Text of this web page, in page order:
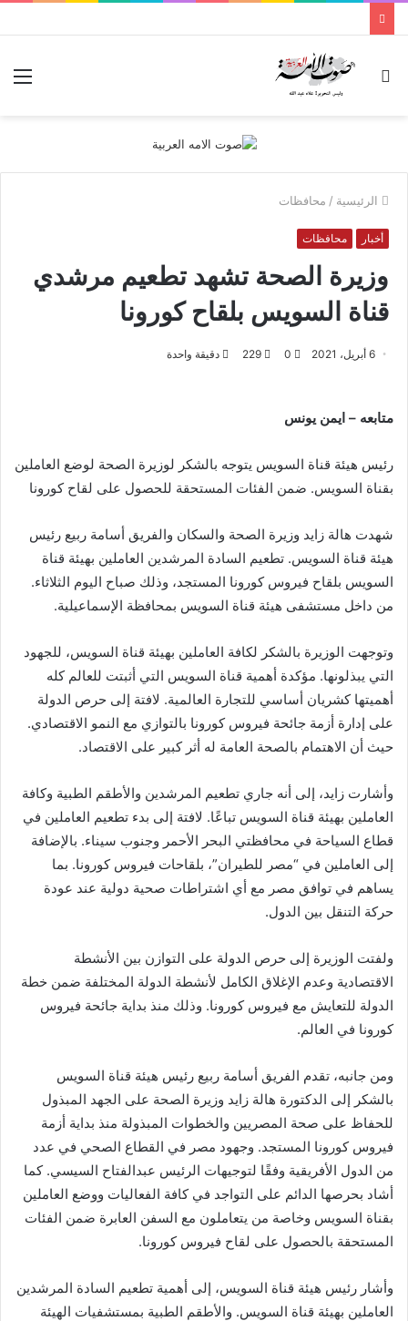
بحث
الرئيسية / محافظات
أخبار محافظات
وزيرة الصحة تشهد تطعيم مرشدي
قناة السويس بلقاح كورونا
6 أبريل، 2021 0
229 دقيقة واحدة
متابعه – ايمن يونس
رئيس هيئة قناة السويس يتوجه بالشكر لوزيرة الصحة لوضع العاملين
بقناة السويس. ضمن الفئات المستحقة للحصول على لقاح كورونا
شهدت هالة زايد وزيرة الصحة والسكان والفريق أسامة ربيع رئيس
هيئة قناة السويس. تطعيم السادة المرشدين العاملين بهيئة قناة
السويس بلقاح فيروس كورونا المستجد، وذلك صباح اليوم الثلاثاء.
من داخل مستشفى هيئة قناة السويس بمحافظة الإسماعيلية.
وتوجهت الوزيرة بالشكر لكافة العاملين بهيئة قناة السويس، للجهود
التي يبذلونها. مؤكدة أهمية قناة السويس التي أثبتت للعالم كله
أهميتها كشريان أساسي للتجارة العالمية. لافتة إلى حرص الدولة
على إدارة أزمة جائحة فيروس كورونا بالتوازي مع النمو الاقتصادي.
حيث أن الاهتمام بالصحة العامة له أثر كبير على الاقتصاد.
وأشارت زايد، إلى أنه جاري تطعيم المرشدين والأطقم الطبية وكافة
العاملين بهيئة قناة السويس تباعًا. لافتة إلى بدء تطعيم العاملين في
قطاع السياحة في محافظتي البحر الأحمر وجنوب سيناء. بالإضافة
إلى العاملين في “مصر للطيران”، بلقاحات فيروس كورونا. بما
يساهم في توافق مصر مع أي اشتراطات صحية دولية عند عودة
حركة التنقل بين الدول.
ولفتت الوزيرة إلى حرص الدولة على التوازن بين الأنشطة
الاقتصادية وعدم الإغلاق الكامل لأنشطة الدولة المختلفة ضمن خطة
الدولة للتعايش مع فيروس كورونا. وذلك منذ بداية جائحة فيروس
كورونا في العالم.
ومن جانبه، تقدم الفريق أسامة ربيع رئيس هيئة قناة السويس
بالشكر إلى الدكتورة هالة زايد وزيرة الصحة على الجهد المبذول
للحفاظ على صحة المصريين والخطوات المبذولة منذ بداية أزمة
فيروس كورونا المستجد. وجهود مصر في القطاع الصحي في عدد
من الدول الأفريقية وفقًا لتوجيهات الرئيس عبدالفتاح السيسي. كما
أشاد بحرصها الدائم على التواجد في كافة الفعاليات ووضع العاملين
بقناة السويس وخاصة من يتعاملون مع السفن العابرة ضمن الفئات
المستحقة بالحصول على لقاح فيروس كورونا.
وأشار رئيس هيئة قناة السويس، إلى أهمية تطعيم السادة المرشدين
العاملين بهيئة قناة السويس. والأطقم الطبية بمستشفيات الهيئة